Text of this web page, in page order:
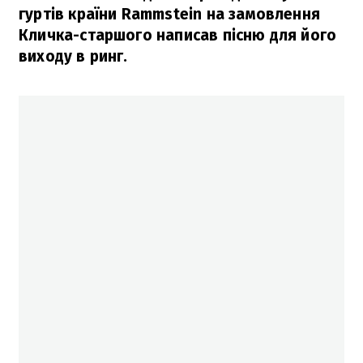
гуртів країни Rammstein на замовлення
Кличка-старшого написав пісню для його
виходу в ринг.